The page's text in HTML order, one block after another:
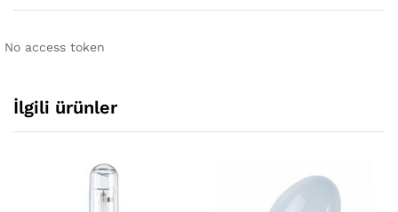
No access token
İlgili ürünler